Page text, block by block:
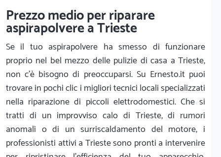
Prezzo medio per riparare
aspirapolvere a Trieste
Se il tuo aspirapolvere ha smesso di funzionare
proprio nel bel mezzo delle pulizie di casa a Trieste,
non c'è bisogno di preoccuparsi. Su Ernesto.it puoi
trovare in pochi clic i migliori tecnici locali specializzati
nella riparazione di piccoli elettrodomestici. Che si
tratti di un improvviso calo di Trieste, di rumori
anomali o di un surriscaldamento del motore, i
professionisti attivi a Trieste sono pronti a intervenire